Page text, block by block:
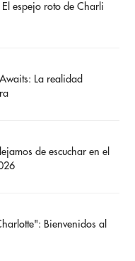
espejo roto de Charli
La realidad
de escuchar en el
Bienvenidos al